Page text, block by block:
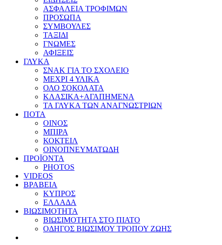
ΑΣΦΑΛΕΙΑ ΤΡΟΦΙΜΩΝ
ΠΡΟΣΩΠΑ
ΣΥΜΒΟΥΛΕΣ
ΤΑΞΙΔΙ
ΓΝΩΜΕΣ
ΑΦΙΞΕΙΣ
ΓΛΥΚΑ
ΣΝΑΚ ΓΙΑ ΤΟ ΣΧΟΛΕΙΟ
ΜΕΧΡΙ 4 ΥΛΙΚΑ
ΟΛΟ ΣΟΚΟΛΑΤΑ
ΚΛΑΣΙΚΑ+ΑΓΑΠΗΜΕΝΑ
ΤΑ ΓΛΥΚΑ ΤΩΝ ΑΝΑΓΝΩΣΤΡΙΩΝ
ΠΟΤΑ
ΟΙΝΟΣ
ΜΠΙΡΑ
ΚΟΚΤΕΙΛ
ΟΙΝΟΠΝΕΥΜΑΤΩΔΗ
ΠΡΟΪΟΝΤΑ
PHOTOS
VIDEOS
ΒΡΑΒΕΙΑ
ΚΥΠΡΟΣ
ΕΛΛΑΔΑ
ΒΙΩΣΙΜΟΤΗΤΑ
ΒΙΩΣΙΜΟΤΗΤΑ ΣΤΟ ΠΙΑΤΟ
ΟΔΗΓΟΣ ΒΙΩΣΙΜΟΥ ΤΡΟΠΟΥ ΖΩΗΣ